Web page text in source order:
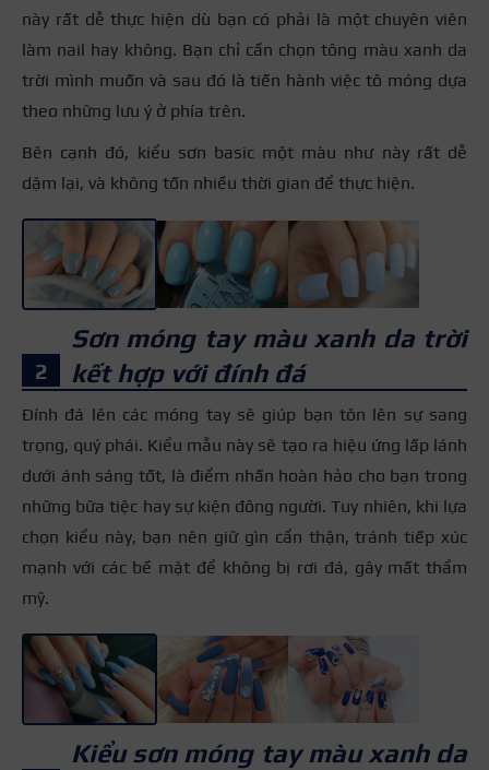
này rất dễ thực hiện dù bạn có phải là một chuyên viên
làm nail hay không. Bạn chỉ cần chọn tông màu xanh da
trời mình muốn và sau đó là tiến hành việc tô móng dựa
theo những lưu ý ở phía trên.
Bên cạnh đó, kiểu sơn basic một màu như này rất dễ
dặm lại, và không tốn nhiều thời gian để thực hiện.
Sơn móng tay màu xanh da trời
kết hợp với đính đá
Đính đá lên các móng tay sẽ giúp bạn tôn lên sự sang
trọng, quý phái. Kiểu mẫu này sẽ tạo ra hiệu ứng lấp lánh
dưới ánh sáng tốt, là điểm nhấn hoàn hảo cho bạn trong
những bữa tiệc hay sự kiện đông người. Tuy nhiên, khi lựa
chọn kiểu này, bạn nên giữ gìn cẩn thận, tránh tiếp xúc
mạnh với các bề mặt để không bị rơi đá, gây mất thẩm
mỹ.
Kiểu sơn móng tay màu xanh da